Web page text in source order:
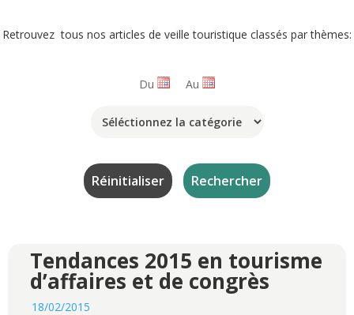
Retrouvez tous nos articles de veille touristique classés par thèmes:
Du Au
Tendances 2015 en tourisme
d’affaires et de congrès
18/02/2015